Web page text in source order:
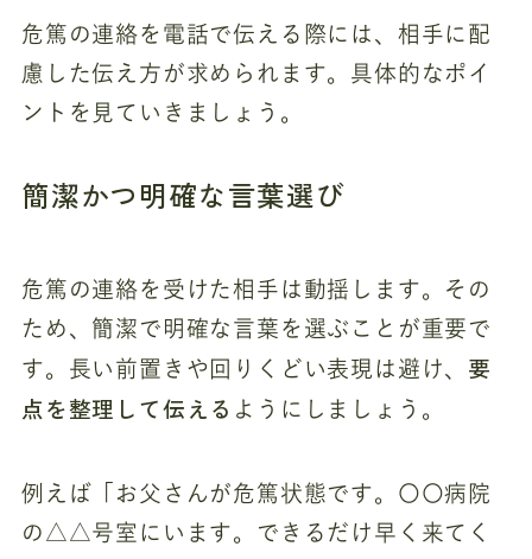
危篤の連絡を電話で伝える際には、相手に配
慮した伝え方が求められます。具体的なポイ
ントを見ていきましょう。
簡潔かつ明確な言葉選び
危篤の連絡を受けた相手は動揺します。その
ため、簡潔で明確な言葉を選ぶことが重要で
す。長い前置きや回りくどい表現は避け、 要
点を整理して伝える ようにしましょう。
例えば「お父さんが危篤状態です。〇〇病院
の△△号室にいます。できるだけ早く来てく